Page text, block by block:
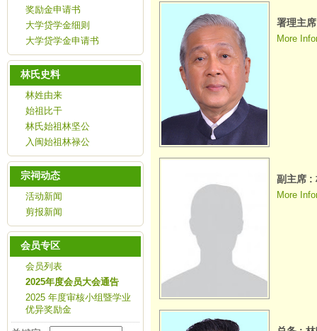
奖励金申请书
大学贷学金细则
大学贷学金申请书
林氏史料
林姓由来
始祖比干
林氏始祖林坚公
入闽始祖林禄公
宗祠动态
活动新闻
剪报新闻
会员专区
会员列表
2025年度会员大会通告
2025 年度审核小组暨学业
优异奖励金
署理主
More
副主席 :
More